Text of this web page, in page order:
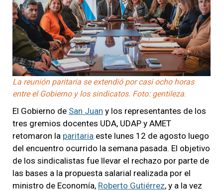
La reunión paritaria se extendió por casi ocho horas
entre el Gobierno y los sindicatos. Foto: gentileza.
El Gobierno de San Juan y los representantes de los
tres gremios docentes UDA, UDAP y AMET
retomaron la paritaria este lunes 12 de agosto luego
del encuentro ocurrido la semana pasada. El objetivo
de los sindicalistas fue llevar el rechazo por parte de
las bases a la propuesta salarial realizada por el
ministro de Economía, Roberto Gutiérrez, y a la vez